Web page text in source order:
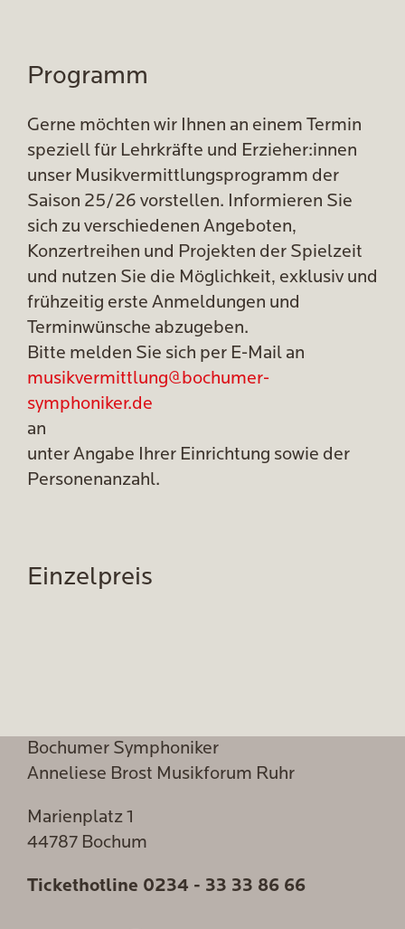
Programm
Gerne möchten wir Ihnen an einem Termin
speziell für Lehrkräfte und Erzieher:innen
unser Musikvermittlungsprogramm der
Saison 25/26 vorstellen. Informieren Sie
sich zu verschiedenen Angeboten,
Konzertreihen und Projekten der Spielzeit
und nutzen Sie die Möglichkeit, exklusiv und
frühzeitig erste Anmeldungen und
Terminwünsche abzugeben.
Bitte melden Sie sich per E-Mail an
musikvermittlung@bochumer-
symphoniker.de
an
unter Angabe Ihrer Einrichtung sowie der
Personenanzahl.
Einzelpreis
Bochumer Symphoniker
Anneliese Brost Musikforum Ruhr
Marienplatz 1
44787 Bochum
Tickethotline 0234 - 33 33 86 66